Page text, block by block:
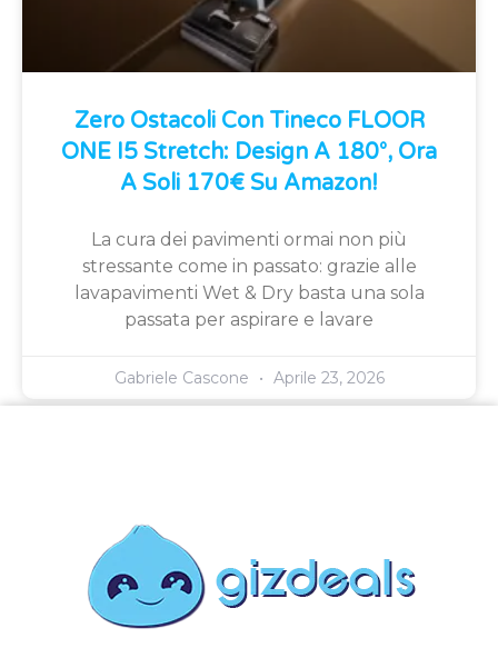
Zero Ostacoli Con Tineco FLOOR
ONE I5 Stretch: Design A 180°, Ora
A Soli 170€ Su Amazon!
La cura dei pavimenti ormai non più
stressante come in passato: grazie alle
lavapavimenti Wet & Dry basta una sola
passata per aspirare e lavare
Gabriele Cascone Aprile 23, 2026